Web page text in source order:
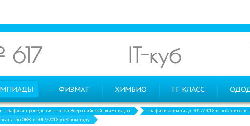
IT-куб
ФИЗМАТ ХИМБИО IT-КЛАСС
Графики проведения этапов Всероссийской олимпиады
Графики олимпиад 2017/2018 и победители
по ОБЖ в 2017/2018 учебном году